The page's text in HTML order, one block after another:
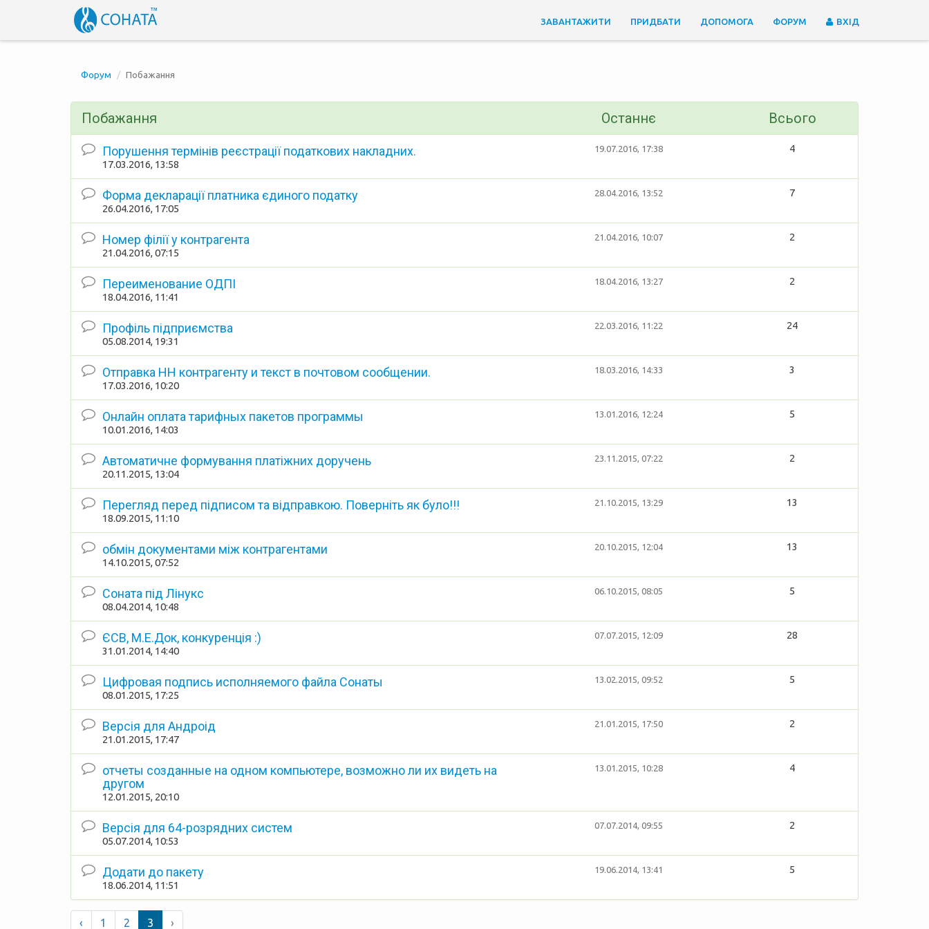
ЗАВАНТАЖИТИ ПРИДБАТИ ДОПОМОГА ФОРУМ ВХІД
Форум Побажання
Побажання Останнє Всього
Порушення термінів реєстрації податкових накладних.
17.03.2016, 13:58
19.07.2016, 17:38 4
Форма декларації платника єдиного податку
26.04.2016, 17:05
28.04.2016, 13:52 7
Номер філії у контрагента
21.04.2016, 07:15
21.04.2016, 10:07 2
Переименование ОДПІ
18.04.2016, 11:41
18.04.2016, 13:27 2
Профіль підприємства
05.08.2014, 19:31
22.03.2016, 11:22 24
Отправка НН контрагенту и текст в почтовом сообщении.
17.03.2016, 10:20
18.03.2016, 14:33 3
Онлайн оплата тарифных пакетов программы
10.01.2016, 14:03
13.01.2016, 12:24 5
Автоматичне формування платіжних доручень
20.11.2015, 13:04
23.11.2015, 07:22 2
Перегляд перед підписом та відправкою. Поверніть як було!!!
18.09.2015, 11:10
21.10.2015, 13:29 13
обмін документами між контрагентами
14.10.2015, 07:52
20.10.2015, 12:04 13
Соната під Лінукс
08.04.2014, 10:48
06.10.2015, 08:05 5
ЄСВ, М.Е.Док, конкуренція :)
31.01.2014, 14:40
07.07.2015, 12:09 28
Цифровая подпись исполняемого файла Сонаты
08.01.2015, 17:25
13.02.2015, 09:52 5
Версія для Андроід
21.01.2015, 17:47
21.01.2015, 17:50 2
отчеты созданные на одном компьютере, возможно ли их видеть на
другом
12.01.2015, 20:10
13.01.2015, 10:28 4
Версія для 64-розрядних систем
05.07.2014, 10:53
07.07.2014, 09:55 2
Додати до пакету
18.06.2014, 11:51
19.06.2014, 13:41 5
‹ 1 2 3 ›